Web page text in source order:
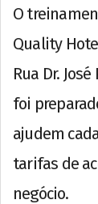
O
Quality
Rua Dr.
foi
ajudem
tarifas de
negócio.